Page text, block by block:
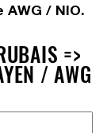
/ NIO.
=>
/ AWG